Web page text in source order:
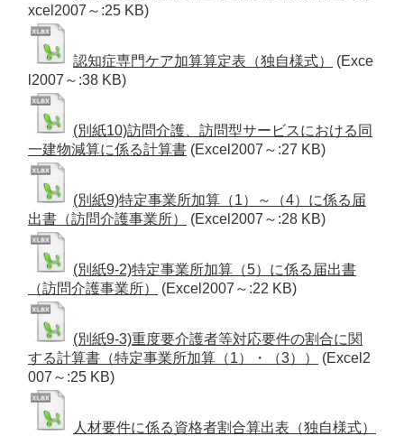
xcel2007～:25 KB)
認知症専門ケア加算算定表（独自様式）
(Exce
l2007～:38 KB)
(別紙10)訪問介護、訪問型サービスにおける同
一建物減算に係る計算書 (Excel2007～:27 KB)
(別紙9)特定事業所加算（1）～（4）に係る届
出書（訪問介護事業所）
(Excel2007～:28 KB)
(別紙9-2)特定事業所加算（5）に係る届出書
（訪問介護事業所）
(Excel2007～:22 KB)
(別紙9-3)重度要介護者等対応要件の割合に関
する計算書（特定事業所加算（1）・（3））
(Excel2
007～:25 KB)
人材要件に係る資格者割合算出表（独自様式）